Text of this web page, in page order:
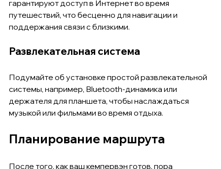
гарантируют доступ в Интернет во время
путешествий, что бесценно для навигации и
поддержания связи с близкими.
Развлекательная система
Подумайте об установке простой развлекательной
системы, например, Bluetooth-динамика или
держателя для планшета, чтобы наслаждаться
музыкой или фильмами во время отдыха.
Планирование маршрута
После того, как ваш кемпервэн готов, пора